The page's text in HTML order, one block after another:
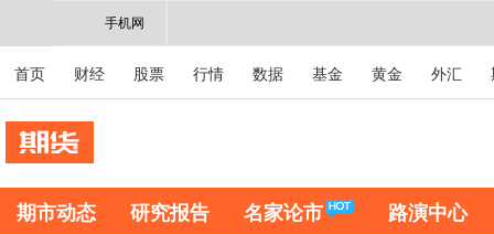
手机网
首页 财经 股票 行情 数据 基金 黄金 外汇
期市动态 研究报告 名家论市 路演中心